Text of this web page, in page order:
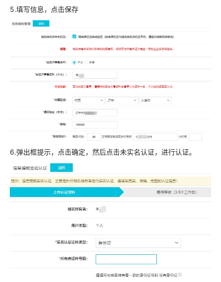
5.填写信息，点击保存
6.弹出框提示，点击确定，然后点击未实名认证，进行认证。